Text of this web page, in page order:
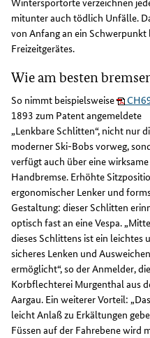
mitunter auch tödlich Unfälle.
von Anfang an ein
Freizeitgerätes.
Wie am besten
So nimmt beispielsweise
1893 zum Patent angemeldete
„Lenkbare Schlitten“, nicht nur
moderner Ski-Bobs vorweg,
verfügt auch über eine wirksame
Handbremse. Erhöhte
ergonomischer Lenker und
Gestaltung: dieser Schlitten
optisch fast an eine Vespa.
dieses Schlittens ist ein leichtes
sicheres Lenken und Ausweichen
ermöglicht“, so der Anmelder, die
Korbflechterei Murgenthal aus
Aargau. Ein weiterer Vorteil:
leicht Anlaß zu Erkältungen
Füssen auf der Fahrebene wird